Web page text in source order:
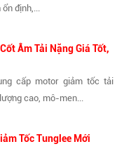
định,...
Âm Tải Nặng Giá Tốt,
cấp motor giảm tốc tải
cao, mô-men...
Tốc Tunglee Mới